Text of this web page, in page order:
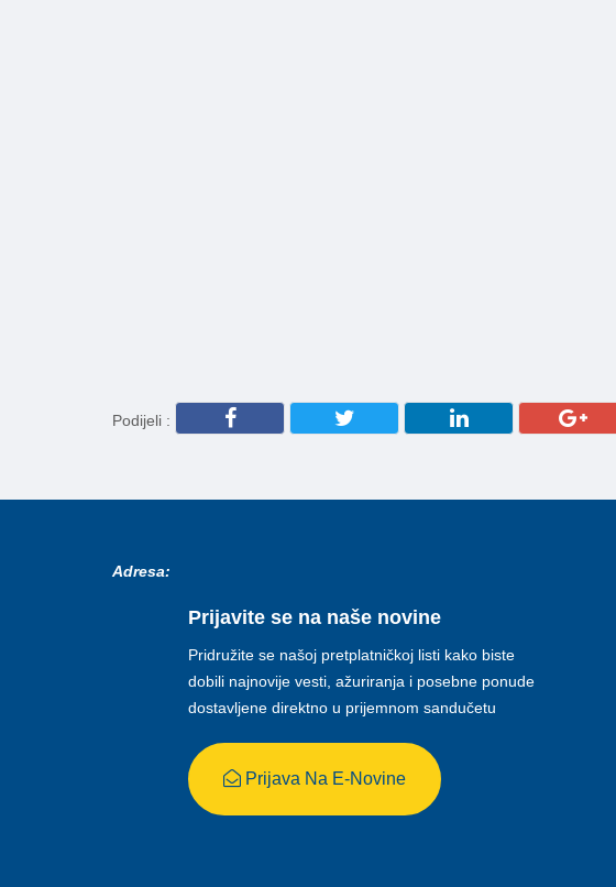
Podijeli :
Adresa:
Prijavite se na naše novine
Pridružite se našoj pretplatničkoj listi kako biste
dobili najnovije vesti, ažuriranja i posebne ponude
dostavljene direktno u prijemnom sandučetu
Prijava Na E-Novine